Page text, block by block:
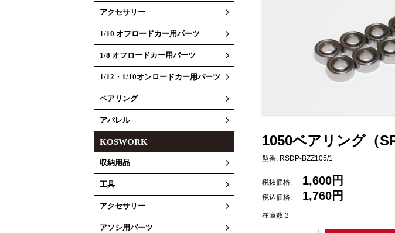
アクセサリー
1/10 オフロードカー用パーツ
1/8 オフロードカー用パーツ
1/12・1/10オンロードカー用パーツ
ベアリング
アパレル
KOSWORK
収納用品
工具
アクセサリー
アソシ用パーツ
1050ベアリング（
型番: RSDP-BZZ105/1
税抜価格: 1,600円
税込価格: 1,760円
在庫数:3